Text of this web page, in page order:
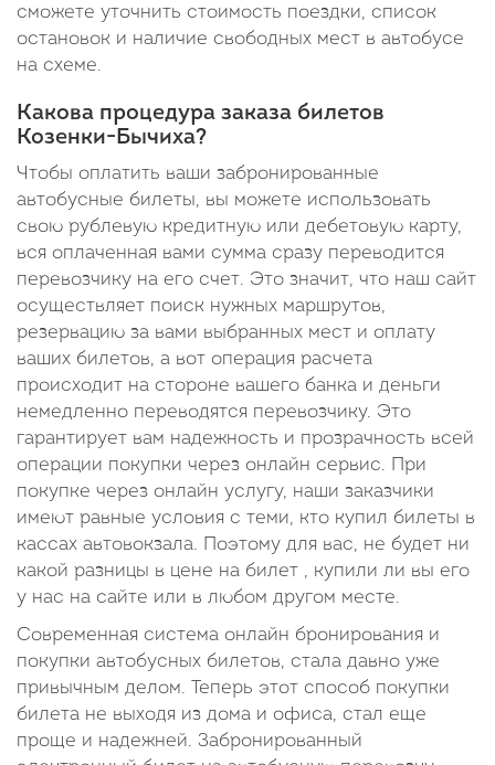
сможете уточнить стоимость поездки, список
остановок и наличие свободных мест в автобусе
на схеме.
Какова процедура заказа билетов
Козенки-Бычиха?
Чтобы оплатить ваши забронированные
автобусные билеты, вы можете использовать
свою рублевую кредитную или дебетовую карту,
вся оплаченная вами сумма сразу переводится
перевозчику на его счет. Это значит, что наш сайт
осуществляет поиск нужных маршрутов,
резервацию за вами выбранных мест и оплату
ваших билетов, а вот операция расчета
происходит на стороне вашего банка и деньги
немедленно переводятся перевозчику. Это
гарантирует вам надежность и прозрачность всей
операции покупки через онлайн сервис. При
покупке через онлайн услугу, наши заказчики
имеют равные условия с теми, кто купил билеты в
кассах автовокзала. Поэтому для вас, не будет ни
какой разницы в цене на билет , купили ли вы его
у нас на сайте или в любом другом месте.
Современная система онлайн бронирования и
покупки автобусных билетов, стала давно уже
привычным делом. Теперь этот способ покупки
билета не выходя из дома и офиса, стал еще
проще и надежней. Забронированный